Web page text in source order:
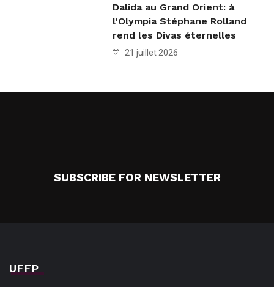
Dalida au Grand Orient: à
l’Olympia Stéphane Rolland
rend les Divas éternelles
21 juillet 2026
SUBSCRIBE FOR NEWSLETTER
UFFP